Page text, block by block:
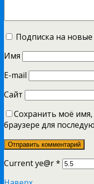
Подписка на
Имя
E-mail
Сайт
Сохранить моё имя,
браузере для
Current ye@r*